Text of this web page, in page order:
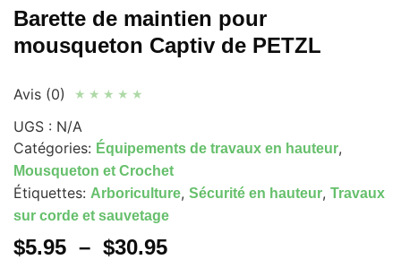
Barette de maintien pour
mousqueton Captiv de PETZL
Avis (0) ★ ★ ★ ★ ★
UGS : N/A
Catégories: Équipements de travaux en hauteur,
Mousqueton et Crochet
Étiquettes: Arboriculture, Sécurité en hauteur, Travaux
sur corde et sauvetage
$5.95 – $30.95